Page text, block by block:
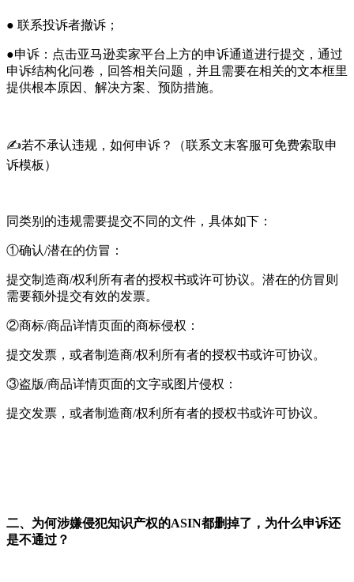
● 联系投诉者撤诉；
●申诉：点击亚马逊卖家平台上方的申诉通道进行提交，通过
申诉结构化问卷，回答相关问题，并且需要在相关的文本框里
提供根本原因、解决方案、预防措施。
✍若不承认违规，如何申诉？（联系文末客服可免费索取申
诉模板）
同类别的违规需要提交不同的文件，具体如下：
①确认/潜在的仿冒：
提交制造商/权利所有者的授权书或许可协议。潜在的仿冒则
需要额外提交有效的发票。
②商标/商品详情页面的商标侵权：
提交发票，或者制造商/权利所有者的授权书或许可协议。
③盗版/商品详情页面的文字或图片侵权：
提交发票，或者制造商/权利所有者的授权书或许可协议。
二、 为何涉嫌侵犯知识产权的ASIN都删掉了，为什么申诉还
是不通过？